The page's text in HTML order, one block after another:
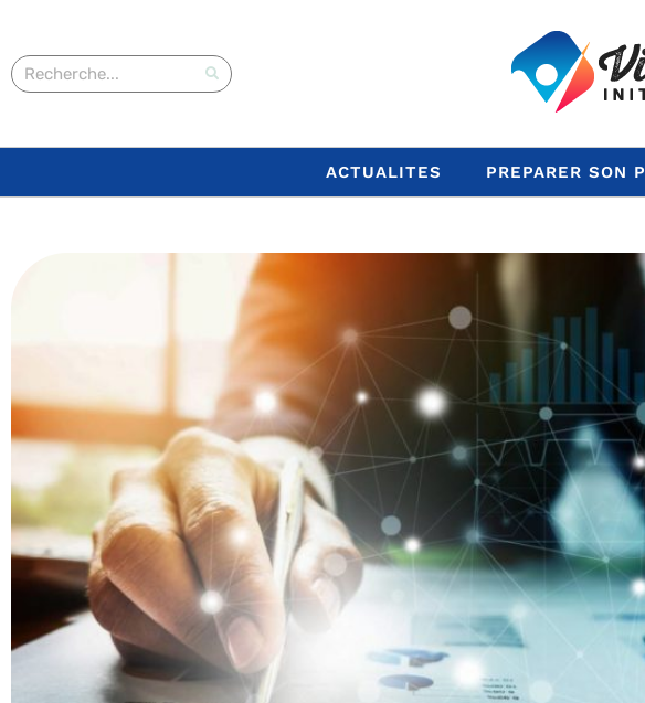
ACTUALITES PREPARER SON